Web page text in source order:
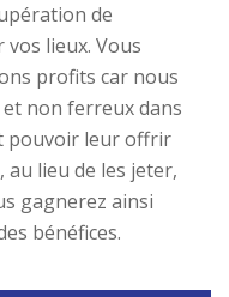
de
lieux. Vous
profits car nous
non ferreux dans
pouvoir leur offrir
lieu de les jeter,
gagnerez ainsi
bénéfices.